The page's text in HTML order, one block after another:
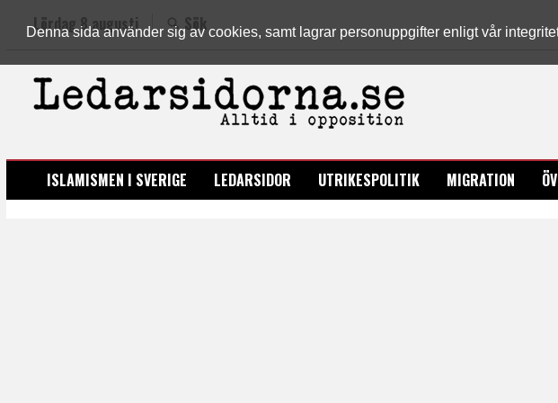
Denna sida använder sig av cookies, samt lagrar personuppgifter enligt vår
Lördag 8 augusti Sök
LEDARSIDORNA.SE
ISLAMISMEN I SVERIGE LEDARSIDOR UTRIKESPOLITIK MIGRATION